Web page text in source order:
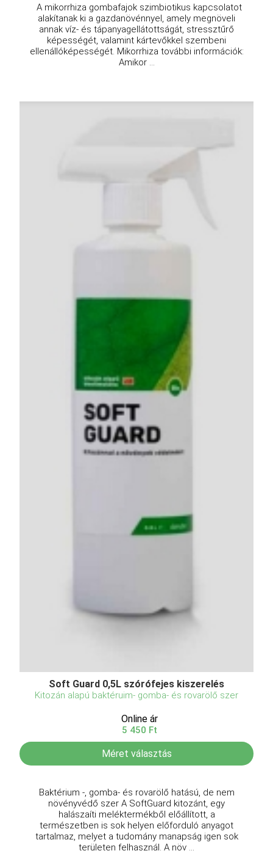
A mikorrhiza gombafajok szimbiotikus kapcsolatot
alakítanak ki a gazdanövénnyel, amely megnöveli
annak víz- és tápanyagellátottságát, stressztűrő
képességét, valamint kártevőkkel szembeni
ellenállóképességét. Mikorrhiza további információk:
Amikor ...
Soft Guard 0,5L szórófejes kiszerelés
Kitozán alapú baktéruim- gomba- és rovarölő szer
Online ár
5 450 Ft
Méret választás
Baktérium -, gomba- és rovarölő hatású, de nem
növényvédő szer A SoftGuard kitozánt, egy
halászaíti meléktermékből előállított, a
természetben is sok helyen előforduló anyagot
tartalmaz, melyet a tudomány manapság igen sok
területen felhasznál. A növ ...